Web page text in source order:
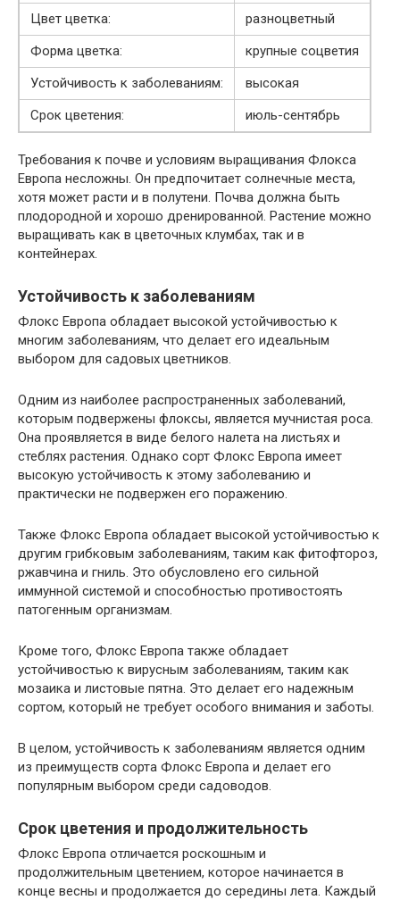
Цвет цветка:
разноцветный
Форма цветка:
крупные соцветия
Устойчивость к заболеваниям:
высокая
Срок цветения:
июль-сентябрь
Требования к почве и условиям выращивания Флокса
Европа несложны. Он предпочитает солнечные места,
хотя может расти и в полутени. Почва должна быть
плодородной и хорошо дренированной. Растение можно
выращивать как в цветочных клумбах, так и в
контейнерах.
Устойчивость к заболеваниям
Флокс Европа обладает высокой устойчивостью к
многим заболеваниям, что делает его идеальным
выбором для садовых цветников.
Одним из наиболее распространенных заболеваний,
которым подвержены флоксы, является мучнистая роса.
Она проявляется в виде белого налета на листьях и
стеблях растения. Однако сорт Флокс Европа имеет
высокую устойчивость к этому заболеванию и
практически не подвержен его поражению.
Также Флокс Европа обладает высокой устойчивостью к
другим грибковым заболеваниям, таким как фитофтороз,
ржавчина и гниль. Это обусловлено его сильной
иммунной системой и способностью противостоять
патогенным организмам.
Кроме того, Флокс Европа также обладает
устойчивостью к вирусным заболеваниям, таким как
мозаика и листовые пятна. Это делает его надежным
сортом, который не требует особого внимания и заботы.
В целом, устойчивость к заболеваниям является одним
из преимуществ сорта Флокс Европа и делает его
популярным выбором среди садоводов.
Срок цветения и продолжительность
Флокс Европа отличается роскошным и
продолжительным цветением, которое начинается в
конце весны и продолжается до середины лета. Каждый